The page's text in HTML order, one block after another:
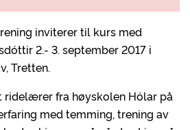
inviterer til kurs med
2.- 3. september 2017 i
Tretten.
ridelærer fra høyskolen Hólar på
med temming, trening av